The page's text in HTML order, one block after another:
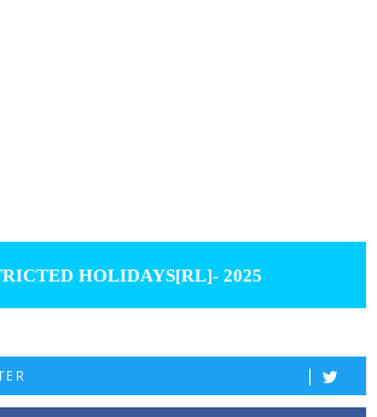
HOLIDAYS[RL]- 2025